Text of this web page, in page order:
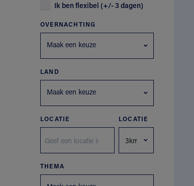
Ik ben flexibel (+/- 3 dagen)
OVERNACHTING
Maak een keuze
LAND
Maak een keuze
LOCATIE LOCATIE
THEMA